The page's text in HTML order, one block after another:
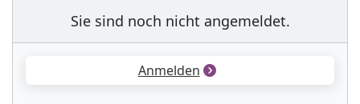
Sie sind noch nicht angemeldet.
Anmelden